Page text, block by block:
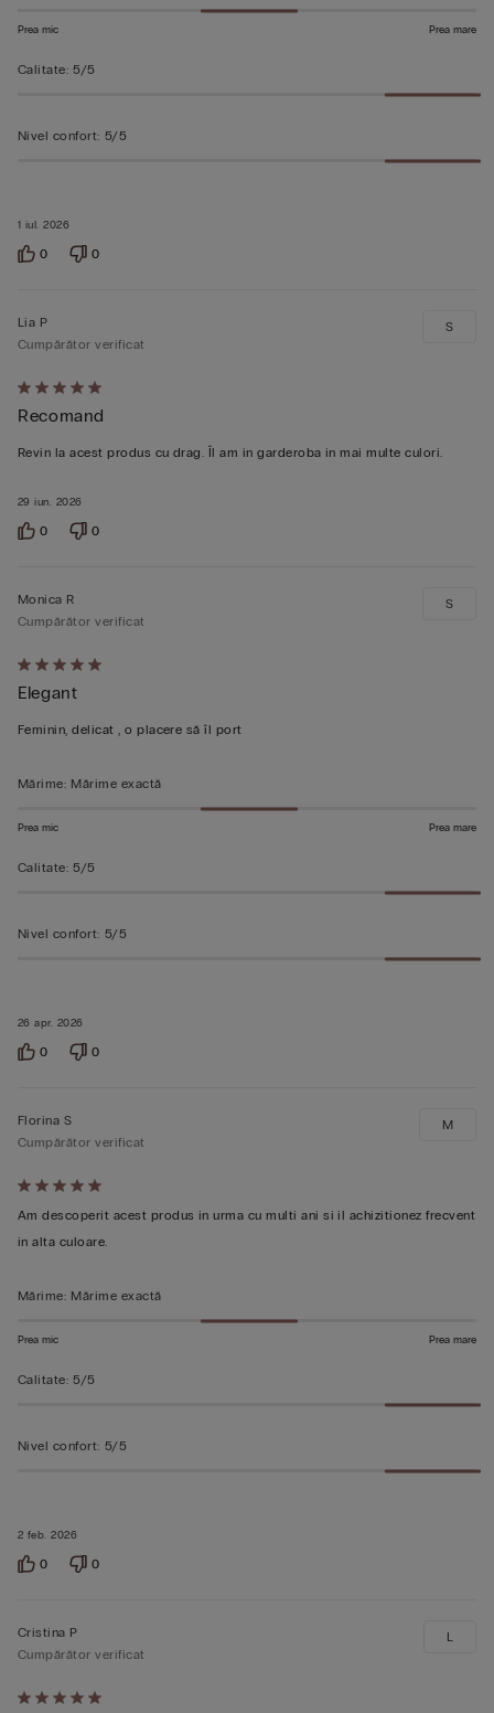
1 iul. 2026
Prea mic Prea mare
Calitate: 5/5
Nivel confort: 5/5
0 0
Evaluat
5
din
29 iun. 2026
Lia P
Cumpărător verificat
Recomand
Revin la acest produs cu drag. Îl am in garderoba in mai multe culori.
S
0 0
Evaluat
5
din
26 apr. 2026
Monica R
Cumpărător verificat
Elegant
Feminin, delicat , o placere să îl port
S
Mărime: Mărime exactă
Prea mic Prea mare
Calitate: 5/5
Nivel confort: 5/5
0 0
Evaluat
5
din
2 feb. 2026
Florina S
Cumpărător verificat
Am descoperit acest produs in urma cu multi ani si il achizitionez frecvent
in alta culoare.
M
Mărime: Mărime exactă
Prea mic Prea mare
Calitate: 5/5
Nivel confort: 5/5
0 0
Evaluat
Cristina P
Cumpărător verificat
L